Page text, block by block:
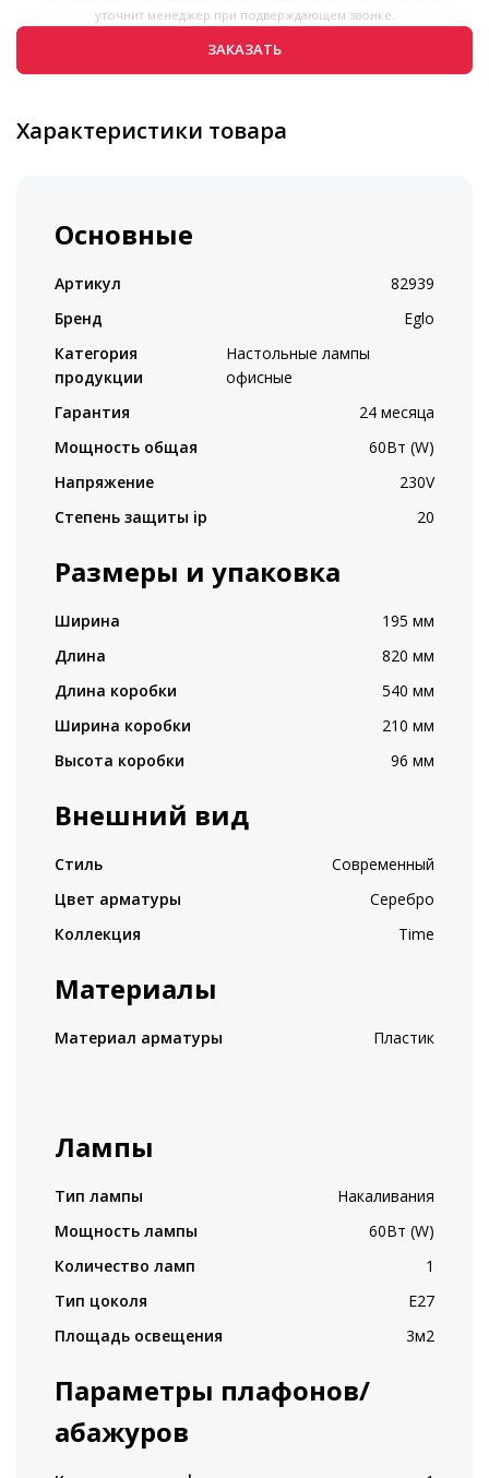
уточнит менеджер при подверждающем звонке.
ЗАКАЗАТЬ
Характеристики товара
Основные
Артикул
82939
Бренд
Eglo
Категория
продукции
Настольные лампы
офисные
Гарантия
24 месяца
Мощность общая
60Вт (W)
Напряжение
230V
Степень защиты ip
20
Размеры и упаковка
Ширина
195 мм
Длина
820 мм
Длина коробки
540 мм
Ширина коробки
210 мм
Высота коробки
96 мм
Внешний вид
Стиль
Современный
Цвет арматуры
Серебро
Коллекция
Time
Материалы
Материал арматуры Пластик
Лампы
Тип лампы
Накаливания
Мощность лампы
60Вт (W)
Количество ламп
1
Тип цоколя
E27
Площадь освещения
3м2
Параметры плафонов/
абажуров